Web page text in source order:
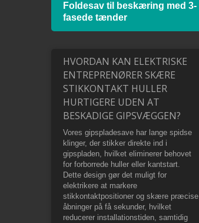
Foldesav til beskæring med 3-
fasede tænder
HVORDAN KAN ELEKTRISKE
ENTREPRENØRER SKÆRE
STIKKONTAKT HULLER
HURTIGERE UDEN AT
BESKADIGE GIPSVÆGGEN?
Vores gipspladesave har lange spidse
klinger, der stikker direkte ind i
gipspladen, hvilket eliminerer behovet
for forborrede huller eller kantstart.
Dette design gør det muligt for
elektrikere at markere
stikkontaktpositioner og skære præcise
åbninger på få sekunder, hvilket
reducerer installationstiden, samtidig